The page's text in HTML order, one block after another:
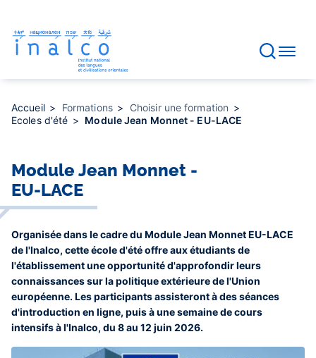
contenu
principal
Accueil Formations
Choisir une formation
Ecoles d'été
Module Jean Monnet - EU-LACE
Module Jean Monnet -
EU-LACE
Organisée dans le cadre du Module Jean Monnet EU-LACE
de l'Inalco, cette école d'été offre aux étudiants de
l'établissement une opportunité d'approfondir leurs
connaissances sur la politique extérieure de l'Union
européenne. Les participants assisteront à des séances
d'introduction en ligne, puis à une semaine de cours
intensifs à l'Inalco, du 8 au 12 juin 2026.